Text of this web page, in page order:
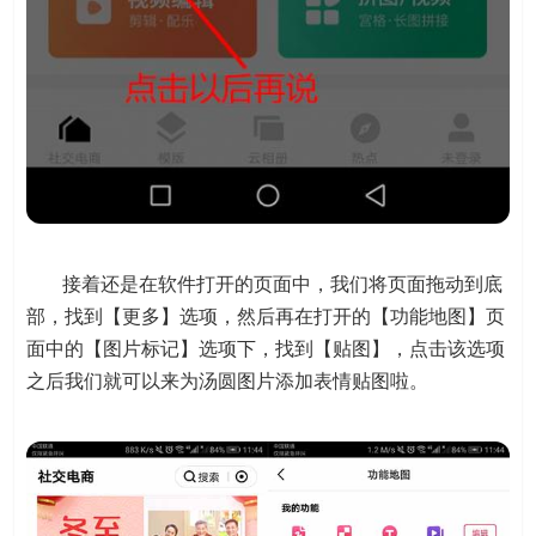
接着还是在软件打开的页面中，我们将页面拖动到底
部，找到【更多】选项，然后再在打开的【功能地图】页
面中的【图片标记】选项下，找到【贴图】，点击该选项
之后我们就可以来为汤圆图片添加表情贴图啦。